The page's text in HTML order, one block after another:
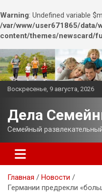
Warning: Undefined variable
/var/www/user671865/data/
content/themes/newscard/
Перейти
к
содержимому
Воскресенье, 9 августа, 2026
Дела
Семейный
Главная
Новости
Германии предрекли